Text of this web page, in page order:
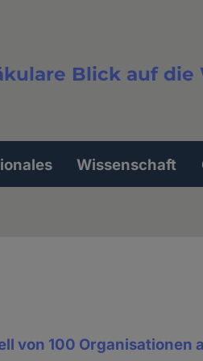
Blick auf die
Wissenschaft
von 100 Organisationen